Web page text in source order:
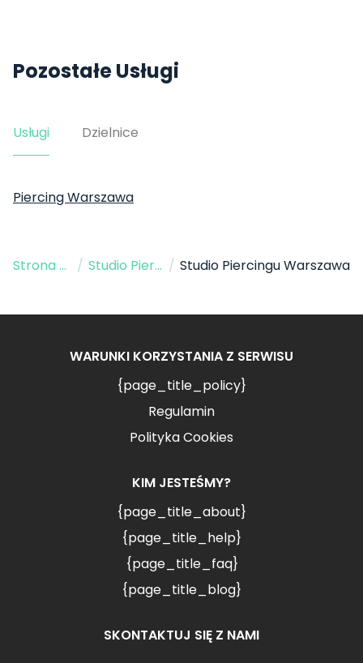
Pozostałe Usługi
Usługi Dzielnice
Piercing Warszawa
Strona Główna / Studio Piercingu / Studio Piercingu Warszawa
WARUNKI KORZYSTANIA Z SERWISU
{page_title_policy}
Regulamin
Polityka Cookies
KIM JESTEŚMY?
{page_title_about}
{page_title_help}
{page_title_faq}
{page_title_blog}
SKONTAKTUJ SIĘ Z NAMI